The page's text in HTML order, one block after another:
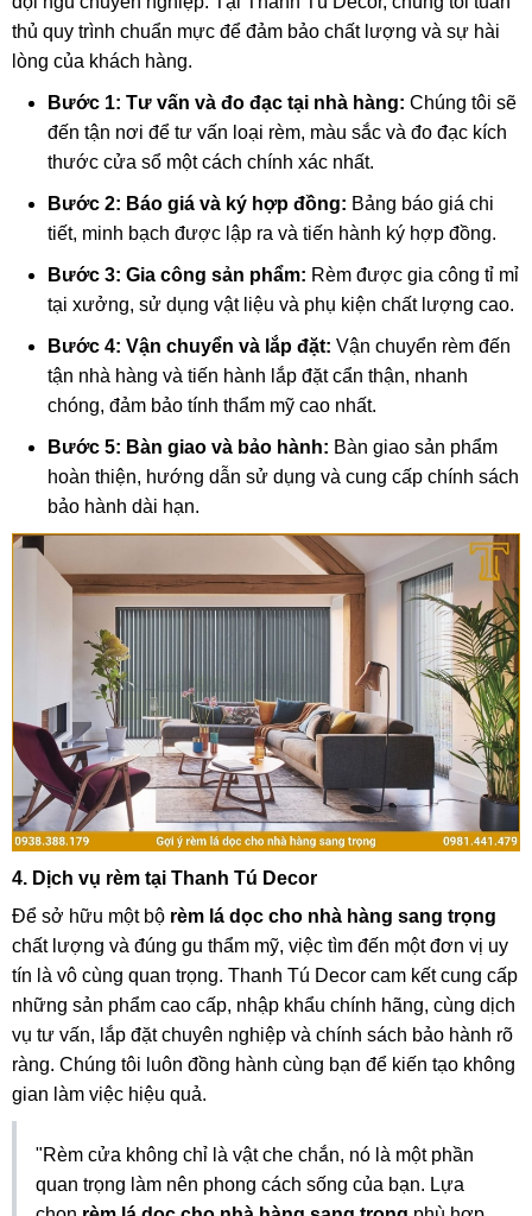
thủ quy trình chuẩn mực để đảm bảo chất lượng và sự hài
lòng của khách hàng.
Bước 1: Tư vấn và đo đạc tại nhà hàng: Chúng tôi sẽ
đến tận nơi để tư vấn loại rèm, màu sắc và đo đạc kích
thước cửa sổ một cách chính xác nhất.
Bước 2: Báo giá và ký hợp đồng: Bảng báo giá chi
tiết, minh bạch được lập ra và tiến hành ký hợp đồng.
Bước 3: Gia công sản phẩm: Rèm được gia công tỉ mỉ
tại xưởng, sử dụng vật liệu và phụ kiện chất lượng cao.
Bước 4: Vận chuyển và lắp đặt: Vận chuyển rèm đến
tận nhà hàng và tiến hành lắp đặt cẩn thận, nhanh
chóng, đảm bảo tính thẩm mỹ cao nhất.
Bước 5: Bàn giao và bảo hành: Bàn giao sản phẩm
hoàn thiện, hướng dẫn sử dụng và cung cấp chính sách
bảo hành dài hạn.
4. Dịch vụ rèm tại Thanh Tú Decor
Để sở hữu một bộ rèm lá dọc cho nhà hàng sang trọng
chất lượng và đúng gu thẩm mỹ, việc tìm đến một đơn vị uy
tín là vô cùng quan trọng. Thanh Tú Decor cam kết cung cấp
những sản phẩm cao cấp, nhập khẩu chính hãng, cùng dịch
vụ tư vấn, lắp đặt chuyên nghiệp và chính sách bảo hành rõ
ràng. Chúng tôi luôn đồng hành cùng bạn để kiến tạo không
gian làm việc hiệu quả.
"Rèm cửa không chỉ là vật che chắn, nó là một phần
quan trọng làm nên phong cách sống của bạn. Lựa